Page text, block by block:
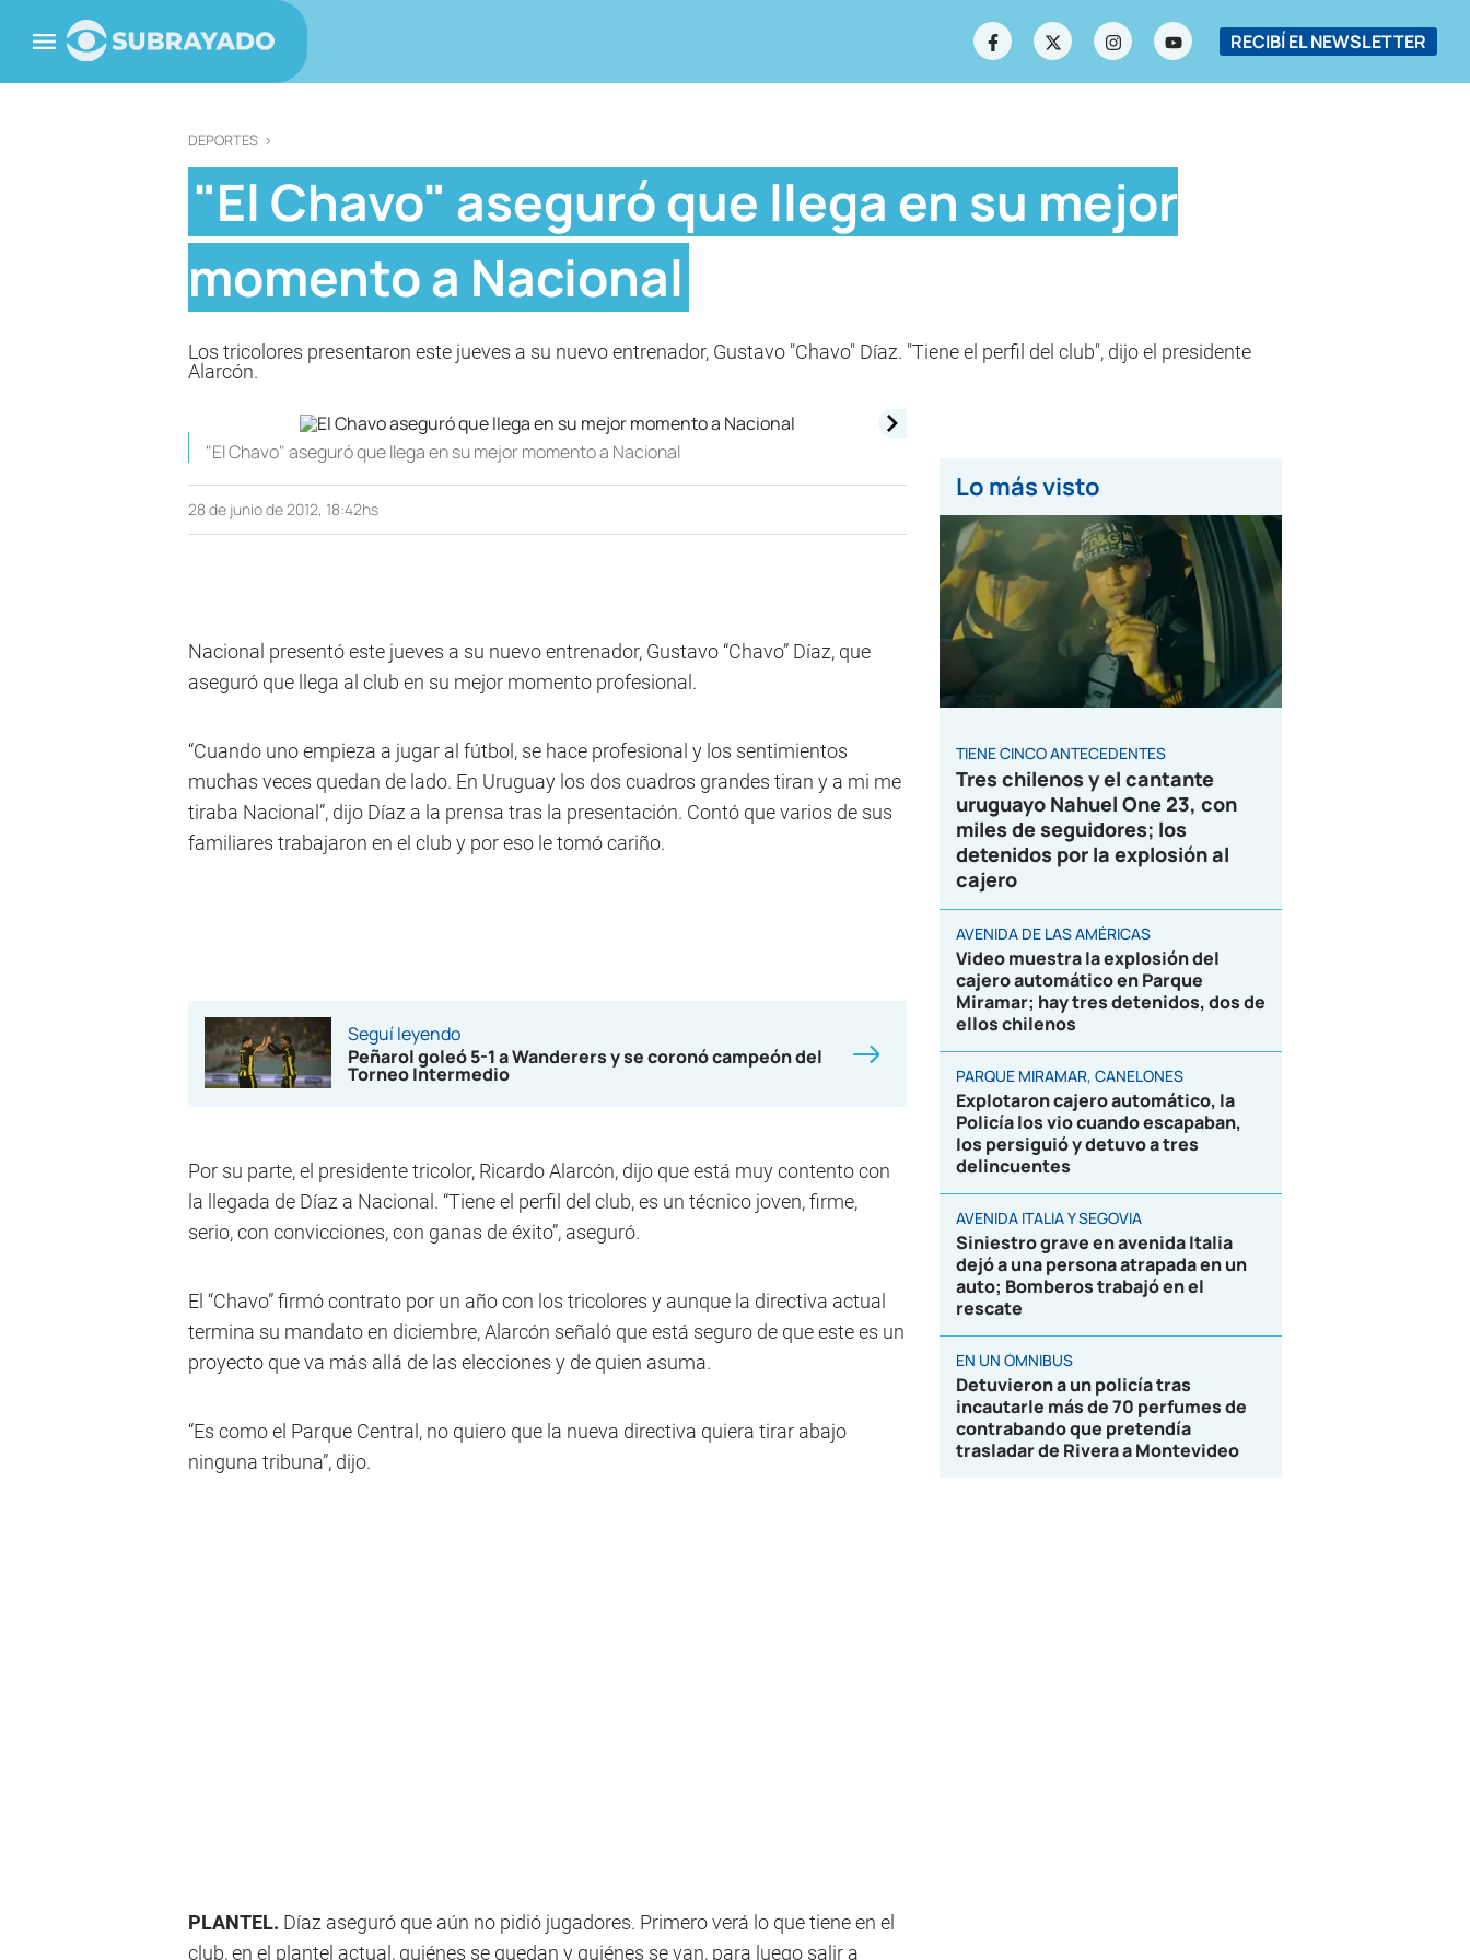
RECIBÍ EL NEWSLETTER
DEPORTES >
"El Chavo" aseguró que llega en su mejor
momento a Nacional
Los tricolores presentaron este jueves a su nuevo entrenador, Gustavo "Chavo" Díaz. "Tiene el perfil del club", dijo el presidente
Alarcón.
"El Chavo" aseguró que llega en su mejor momento a Nacional
28 de junio de 2012, 18:42hs
Nacional presentó este jueves a su nuevo entrenador, Gustavo “Chavo” Díaz, que
aseguró que llega al club en su mejor momento profesional.
“Cuando uno empieza a jugar al fútbol, se hace profesional y los sentimientos
muchas veces quedan de lado. En Uruguay los dos cuadros grandes tiran y a mi me
tiraba Nacional”, dijo Díaz a la prensa tras la presentación. Contó que varios de sus
familiares trabajaron en el club y por eso le tomó cariño.
Seguí leyendo
Peñarol goleó 5-1 a Wanderers y se coronó campeón del
Torneo Intermedio
Por su parte, el presidente tricolor, Ricardo Alarcón, dijo que está muy contento con
la llegada de Díaz a Nacional. “Tiene el perfil del club, es un técnico joven, firme,
serio, con convicciones, con ganas de éxito”, aseguró.
El “Chavo” firmó contrato por un año con los tricolores y aunque la directiva actual
termina su mandato en diciembre, Alarcón señaló que está seguro de que este es un
proyecto que va más allá de las elecciones y de quien asuma.
“Es como el Parque Central, no quiero que la nueva directiva quiera tirar abajo
ninguna tribuna”, dijo.
PLANTEL. Díaz aseguró que aún no pidió jugadores. Primero verá lo que tiene en el
club, en el plantel actual, quiénes se quedan y quiénes se van, para luego salir a
Lo más visto
TIENE CINCO ANTECEDENTES
Tres chilenos y el cantante
uruguayo Nahuel One 23, con
miles de seguidores; los
detenidos por la explosión al
cajero
AVENIDA DE LAS AMÉRICAS
Video muestra la explosión del
cajero automático en Parque
Miramar; hay tres detenidos, dos de
ellos chilenos
PARQUE MIRAMAR, CANELONES
Explotaron cajero automático, la
Policía los vio cuando escapaban,
los persiguió y detuvo a tres
delincuentes
AVENIDA ITALIA Y SEGOVIA
Siniestro grave en avenida Italia
dejó a una persona atrapada en un
auto; Bomberos trabajó en el
rescate
EN UN ÓMNIBUS
Detuvieron a un policía tras
incautarle más de 70 perfumes de
contrabando que pretendía
trasladar de Rivera a Montevideo